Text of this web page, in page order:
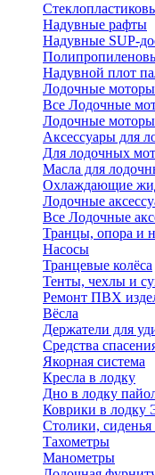
Надувные рафты
Надувные SUP-
Надувной плот
Лодочные моторы
Все Лодочные
Лодочные моторы
Аксессуары для
Для лодочных
Масла для
Охлаждающие
Лодочные
Все Лодочные
Транцы, опора и
Насосы
Транцевые колёса
Тенты, чехлы и
Ремонт ПВХ
Вёсла
Держатели для
Средства
Якорная система
Кресла в лодку
Дно в лодку
Коврики в лодку
Столики,
Тахометры
Манометры